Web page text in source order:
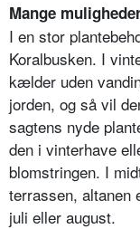
Mange
I en stor
Koralbusken. I
kælder uden
jorden, og så vil
sagtens nyde
den i vinterhave
blomstringen. I
terrassen, altanen
juli eller august.